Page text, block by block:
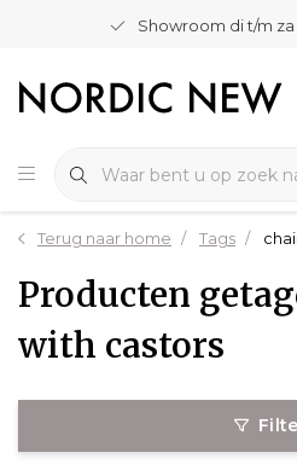
Showroom di t/m za
Terug naar home Tags
Producten
with castors